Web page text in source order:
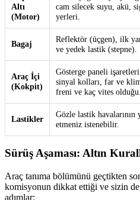
Altı
(Motor)
cam silecek suyu, akü,
yerleri.
Bagaj
Reflektör (üçgen), ilk
ve yedek lastik (stepne).
Araç İçi
(Kokpit)
Gösterge paneli
sinyal kolları, far ve
freni ve kaç vites olduğu.
Lastikler
Gözle lastik havalarının
etmeniz istenebilir.
Sürüş Aşaması: Altın
Araç tanıma bölümünü geçtikten
komisyonun dikkat ettiği ve sizin
adımlar: